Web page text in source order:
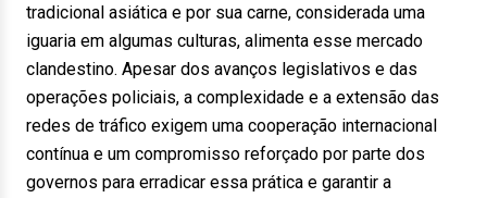
tradicional asiática e por sua carne, considerada uma
iguaria em algumas culturas, alimenta esse mercado
clandestino. Apesar dos avanços legislativos e das
operações policiais, a complexidade e a extensão das
redes de tráfico exigem uma cooperação internacional
contínua e um compromisso reforçado por parte dos
governos para erradicar essa prática e garantir a